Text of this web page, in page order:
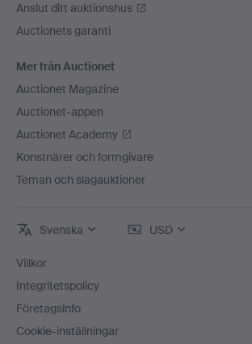
Anslut ditt auktionshus
Auctionets garanti
Mer från Auctionet
Auctionet Magazine
Auctionet-appen
Auctionet Academy
Konstnärer och formgivare
Teman och slagauktioner
Svenska USD
Villkor
Integritetspolicy
Företagsinfo
Cookie-inställningar